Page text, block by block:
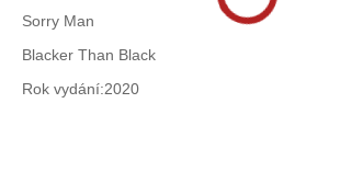
Sorry Man
Blacker Than Black
Rok vydání:2020